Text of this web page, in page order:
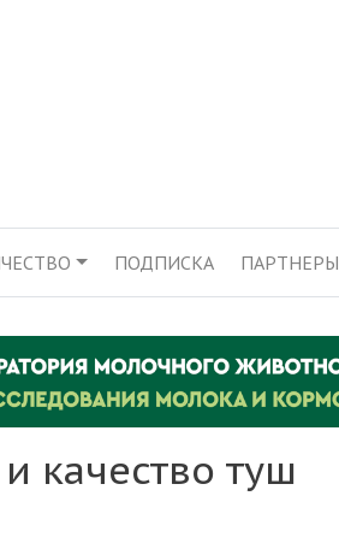
ПОДПИСКА ПАРТНЕРЫ
качество туш